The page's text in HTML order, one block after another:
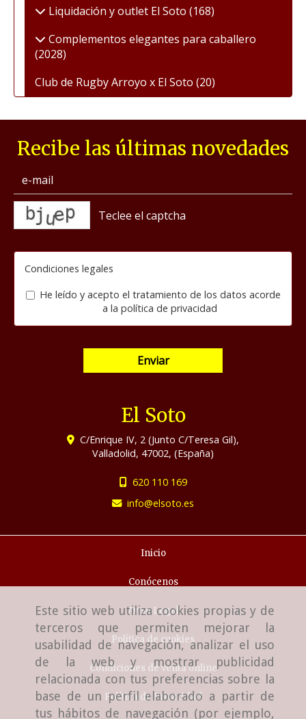
Este sitio web utiliza cookies propias y de
terceros que permiten mejorar la
usabilidad de navegación, analizar el uso
de la web y mostrar publicidad
relacionada con tus preferencias sobre la
base de un perfil elaborado a partir de
tus hábitos de navegación (por ejemplo,
Liquidación y outlet El Soto (168)
Complementos elegantes para caballero
(2028)
Club de Rugby Arroyo x El Soto (20)
Recibe las últimas novedades
Condiciones legales
He leído y acepto el tratamiento de los datos acorde
a la política de privacidad
Enviar
El Soto
C/Enrique IV, 2 (Junto C/Teresa Gil),
Valladolid, 47002, (España)
620 110 169
info
elsoto.es
Inicio
Conócenos
Aviso Legal
Política de cookies
Condiciones de venta online
Política de Privacidad